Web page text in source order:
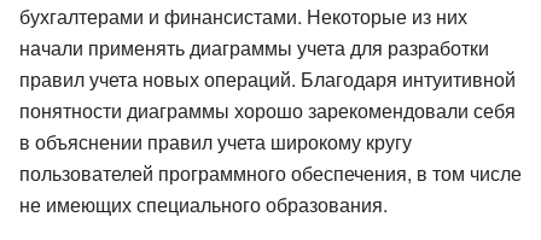
бухгалтерами и финансистами. Некоторые из них
начали применять диаграммы учета для разработки
правил учета новых операций. Благодаря интуитивной
понятности диаграммы хорошо зарекомендовали себя
в объяснении правил учета широкому кругу
пользователей программного обеспечения, в том числе
не имеющих специального образования.